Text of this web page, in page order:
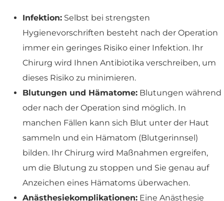
Infektion: Selbst bei strengsten
Hygienevorschriften besteht nach der Operation
immer ein geringes Risiko einer Infektion. Ihr
Chirurg wird Ihnen Antibiotika verschreiben, um
dieses Risiko zu minimieren.
Blutungen und Hämatome: Blutungen während
oder nach der Operation sind möglich. In
manchen Fällen kann sich Blut unter der Haut
sammeln und ein Hämatom (Blutgerinnsel)
bilden. Ihr Chirurg wird Maßnahmen ergreifen,
um die Blutung zu stoppen und Sie genau auf
Anzeichen eines Hämatoms überwachen.
Anästhesiekomplikationen: Eine Anästhesie